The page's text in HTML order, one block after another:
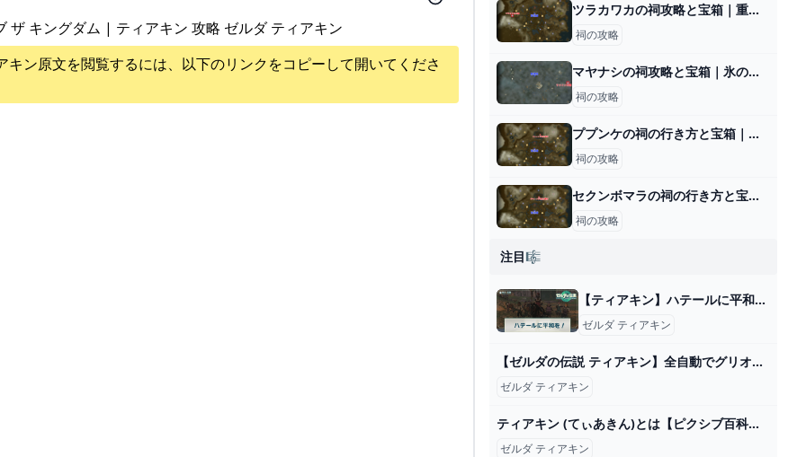
キングダム | ティアキン 攻略 ゼルダ ティアキン
キン原文を閲覧するには、以下のリンクをコピーして開いてくださ
ツラカワカの祠攻略と宝箱｜重なる通り道
祠の攻略
マヤナシの祠攻略と宝箱｜氷の導き
祠の攻略
ププンケの祠の行き方と宝箱｜ラウルの祝福
祠の攻略
セクンボマラの祠の行き方と宝箱｜ラウルの祝福
祠の攻略
注目🎼
【ティアキン】ハテールに平和を！の攻略と報酬【ゼルダの伝説ティアーズオブザキングダム】 - 神ゲー攻略
ゼルダ ティアキン
【ゼルダの伝説 ティアキン】全自動でグリオークを倒せます。序盤でも初心者でもOK 最強ゾナウギア 大砲 ティアーズオブザキングダム Totk - YouTube
ゼルダ ティアキン
ティアキン (てぃあきん)とは【ピクシブ百科事典】
ゼルダ ティアキン